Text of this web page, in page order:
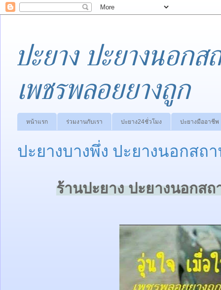
ปะยาง ปะยางนอก
เพชรพลอยยางถูก
หน้าแรก ร่วมงานกับเรา ปะยาง24ชั่วโมง ปะยางมืออาชีพ
ปะยางบางพึ่ง ปะยางนอกสถา
ร้านปะยาง ปะยางนอกสถ